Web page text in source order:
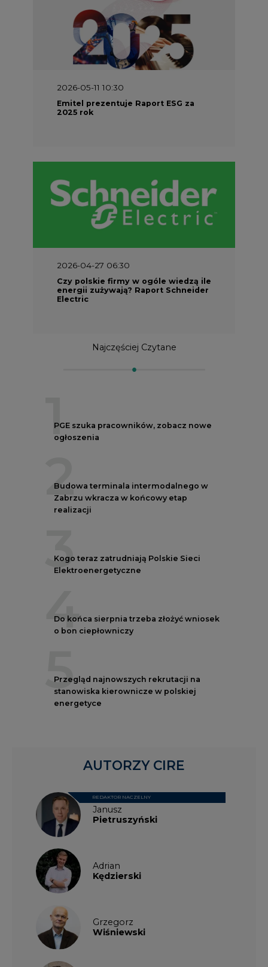
2026-05-11 10:30
Emitel prezentuje Raport ESG za
2025 rok
2026-04-27 06:30
Czy polskie firmy w ogóle wiedzą ile
energii zużywają? Raport Schneider
Electric
Najczęściej Czytane
1
PGE szuka pracowników, zobacz nowe
ogłoszenia
2
Budowa terminala intermodalnego w
Zabrzu wkracza w końcowy etap
realizacji
3
Kogo teraz zatrudniają Polskie Sieci
Elektroenergetyczne
4
Do końca sierpnia trzeba złożyć wniosek
o bon ciepłowniczy
5
Przegląd najnowszych rekrutacji na
stanowiska kierownicze w polskiej
energetyce
Janusz
Pietruszyński
REDAKTOR NACZELNY
Adrian
Kędzierski
Grzegorz
Wiśniewski
AUTORZY CIRE